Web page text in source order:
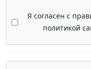
Я согласен с
политикой